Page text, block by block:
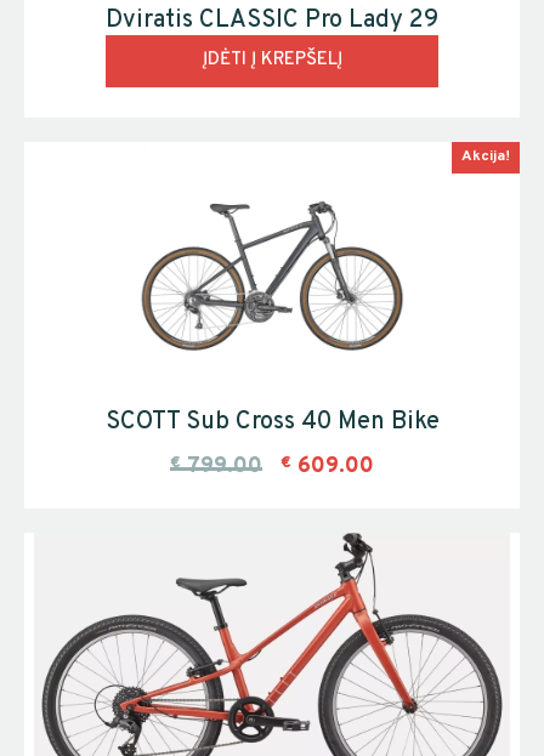
Dviratis CLASSIC Pro Lady 29
ĮDĖTI Į KREPŠELĮ
Akcija!
SCOTT Sub Cross 40 Men Bike
€ 799.00 € 609.00